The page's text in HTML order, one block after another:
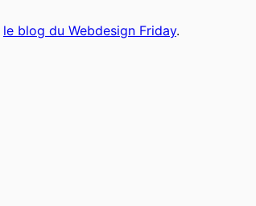
le blog du Webdesign Friday.